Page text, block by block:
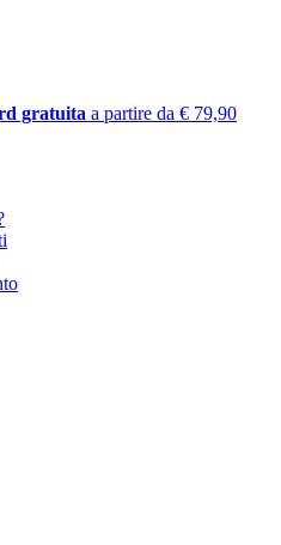
gratuita a partire da € 79,90